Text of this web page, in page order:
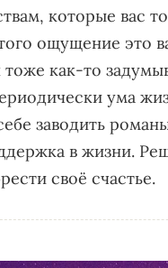
которые вас
ощущение это
как-то
ума
заводить
в жизни.
своё счастье.